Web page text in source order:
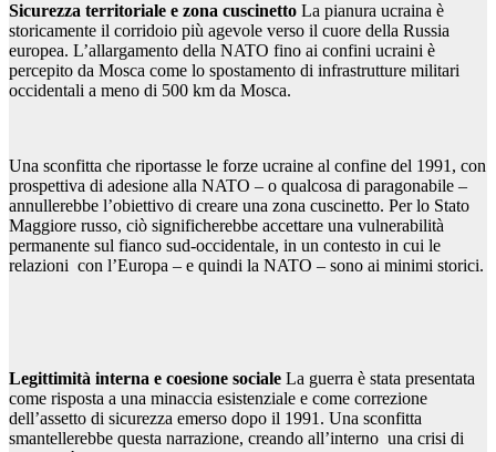
Sicurezza territoriale e zona cuscinetto La pianura ucraina è
storicamente il corridoio più agevole verso il cuore della Russia
europea. L’allargamento della NATO fino ai confini ucraini è
percepito da Mosca come lo spostamento di infrastrutture militari
occidentali a meno di 500 km da Mosca.
Una sconfitta che riportasse le forze ucraine al confine del 1991, con
prospettiva di adesione alla NATO – o qualcosa di paragonabile –
annullerebbe l’obiettivo di creare una zona cuscinetto. Per lo Stato
Maggiore russo, ciò significherebbe accettare una vulnerabilità
permanente sul fianco sud-occidentale, in un contesto in cui le
relazioni con l’Europa – e quindi la NATO – sono ai minimi storici.
Legittimità interna e coesione sociale La guerra è stata presentata
come risposta a una minaccia esistenziale e come correzione
dell’assetto di sicurezza emerso dopo il 1991. Una sconfitta
smantellerebbe questa narrazione, creando all’interno una crisi di